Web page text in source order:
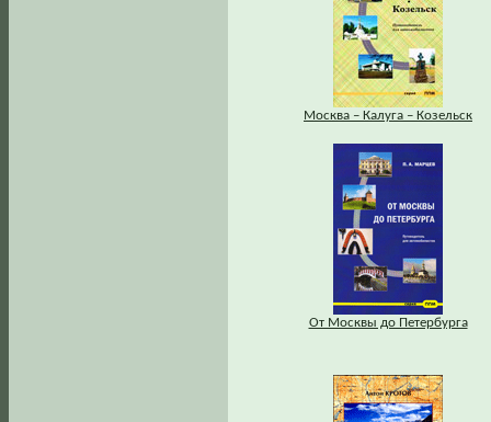
Москва – Калуга – Козельск
От Москвы до Петербурга